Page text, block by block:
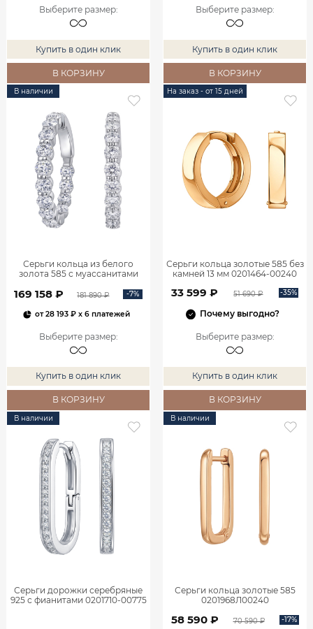
Выберите размер:
Купить в один клик
В КОРЗИНУ
Выберите размер:
Купить в один клик
В КОРЗИНУ
В наличии
Серьги кольца из белого
золота 585 с муассанитами
169 158 ₽ 181 890 ₽ -7%
от28 193 ₽ x 6 платежей
Выберите размер:
Купить в один клик
В КОРЗИНУ
На заказ - от 15 дней
Серьги кольца золотые 585 без
камней 13 мм 0201464-00240
33 599 ₽ 51 690 ₽ -35%
Почему выгодно?
Выберите размер:
Купить в один клик
В КОРЗИНУ
В наличии
Серьги дорожки серебряные
925 с фианитами 0201710-00775
В наличии
Серьги кольца золотые 585
0201968Л00240
58 590 ₽ 70 590 ₽ -17%